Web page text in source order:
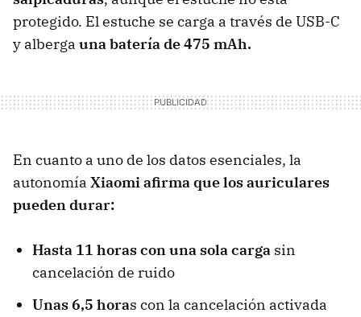
protegido. El estuche se carga a través de USB-C
y alberga una batería de 475 mAh.
En cuanto a uno de los datos esenciales, la
autonomía Xiaomi afirma que los auriculares
pueden durar:
Hasta 11 horas con una sola carga sin
cancelación de ruido
Unas 6,5 horas con la cancelación activada